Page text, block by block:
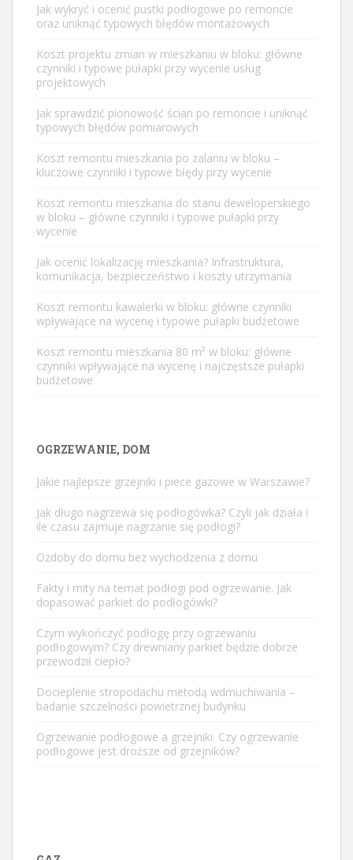
Jak wykryć i ocenić pustki podłogowe po remoncie
oraz uniknąć typowych błędów montażowych
Koszt projektu zmian w mieszkaniu w bloku: główne
czynniki i typowe pułapki przy wycenie usług
projektowych
Jak sprawdzić pionowość ścian po remoncie i uniknąć
typowych błędów pomiarowych
Koszt remontu mieszkania po zalaniu w bloku –
kluczowe czynniki i typowe błędy przy wycenie
Koszt remontu mieszkania do stanu deweloperskiego
w bloku – główne czynniki i typowe pułapki przy
wycenie
Jak ocenić lokalizację mieszkania? Infrastruktura,
komunikacja, bezpieczeństwo i koszty utrzymania
Koszt remontu kawalerki w bloku: główne czynniki
wpływające na wycenę i typowe pułapki budżetowe
Koszt remontu mieszkania 80 m² w bloku: główne
czynniki wpływające na wycenę i najczęstsze pułapki
budżetowe
OGRZEWANIE, DOM
Jakie najlepsze grzejniki i piece gazowe w Warszawie?
Jak długo nagrzewa się podłogówka? Czyli jak działa i
ile czasu zajmuje nagrzanie się podłogi?
Ozdoby do domu bez wychodzenia z domu
Fakty i mity na temat podłogi pod ogrzewanie. Jak
dopasować parkiet do podłogówki?
Czym wykończyć podłogę przy ogrzewaniu
podłogowym? Czy drewniany parkiet będzie dobrze
przewodził ciepło?
Docieplenie stropodachu metodą wdmuchiwania –
badanie szczelności powietrznej budynku
Ogrzewanie podłogowe a grzejniki. Czy ogrzewanie
podłogowe jest droższe od grzejników?